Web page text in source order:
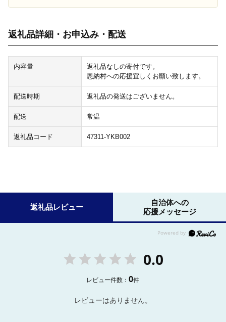
返礼品詳細・お申込み・配送
内容量
返礼品なしの寄付です。
恩納村への応援宜しくお願い致します。
配送時期 返礼品の発送はございません。
配送 常温
返礼品コード 47311-YKB002
返礼品レビュー
自治体への
応援メッセージ
0.0
レビュー件数：0件
レビューはありません。